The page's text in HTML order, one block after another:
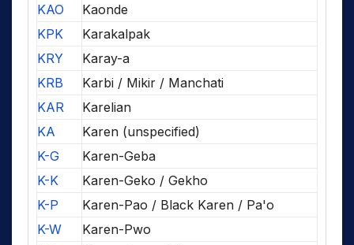
KAO
Kaonde
KPK
Karakalpak
KRY
Karay-a
KRB
Karbi / Mikir / Manchati
KAR
Karelian
KA
Karen (unspecified)
K-G
Karen-Geba
K-K
Karen-Geko / Gekho
K-P
Karen-Pao / Black Karen / Pa'o
K-W
Karen-Pwo